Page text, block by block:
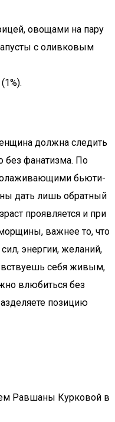
овощами на пару
с оливковым
должна следить
без фанатизма. По
бьюти-
дать лишь обратный
проявляется и при
важнее то, что
энергии, желаний,
себя живым,
влюбиться без
позицию
Равшаны Курковой в